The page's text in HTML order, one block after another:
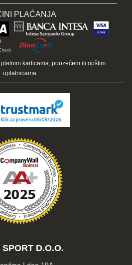
PLAĆANJA
karticama, pouzećem ili opštim
uplatnicama.
SPORT D.O.O.